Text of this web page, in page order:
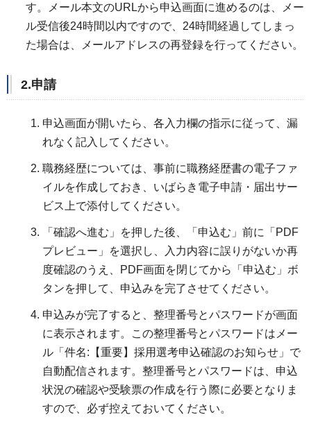
す。メール本文のURLから申込画面に進めるのは、メー
ル受信後24時間以内ですので、24時間経過してしまっ
た場合は、メールアドレスの再登録を行ってください。
2.申請
申込画面が開いたら、各入力欄の指示に従って、漏
れなく記入してください。
職務経歴については、事前に職務経歴書の電子ファ
イルを作成しておき、いばらき電子申請・届出サー
ビス上で添付してください。
「確認へ進む」を押した後、「申込む」前に「PDF
プレビュー」を選択し、入力内容に誤りがないか再
度確認のうえ、PDF画面を閉じてから「申込む」ボ
タンを押して、申込みを完了させてください。
申込みが完了すると、整理番号とパスワードが画面
に表示されます。この整理番号とパスワードはメー
ル「件名:【重要】採用選考申込確認のお知らせ」で
自動配信されます。整理番号とパスワードは、申込
状況の確認や受験票の作成を行う際に必要となりま
すので、必ず控えておいてください。